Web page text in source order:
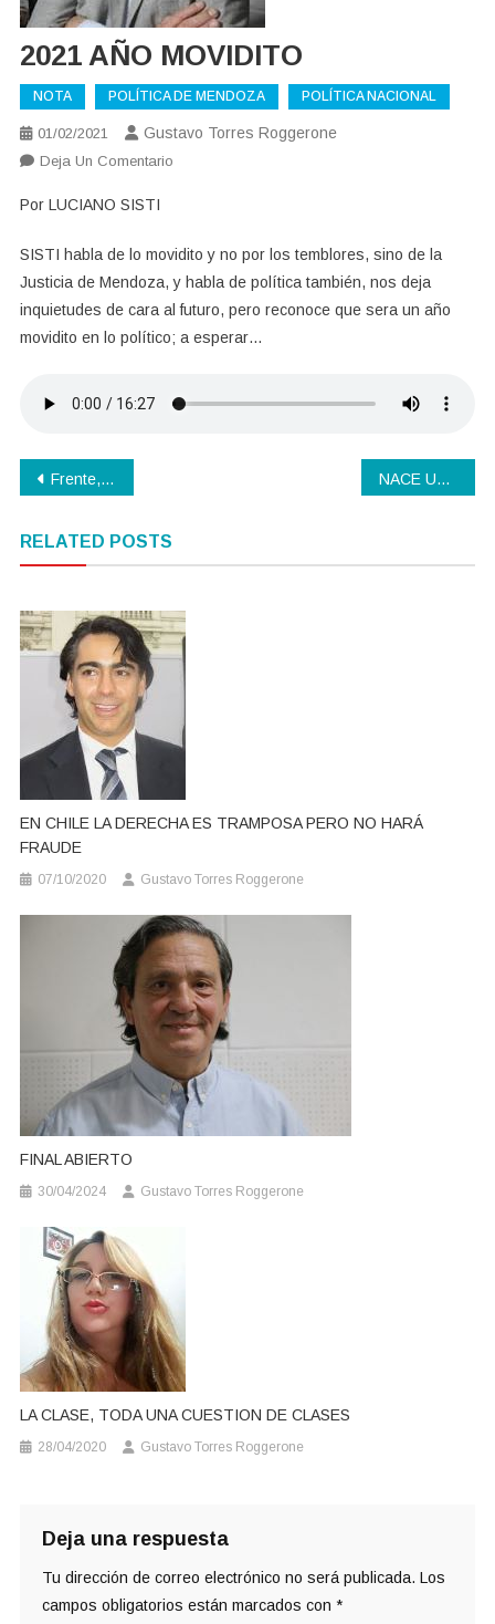
2021 AÑO MOVIDITO
NOTA POLÍTICA DE MENDOZA POLÍTICA NACIONAL
01/02/2021 Gustavo Torres Roggerone
Deja Un ComentarioEn
Por LUCIANO SISTI
SISTI habla de lo movidito y no por los temblores, sino de la
Justicia de Mendoza, y habla de política también, nos deja
inquietudes de cara al futuro, pero reconoce que sera un año
movidito en lo político; a esperar…
Navegación
entradas
Frente, política y gobierno NACE UNA CORRIENTE POLÍTICA CULTURAL
RELATED POSTS
EN CHILE LA DERECHA ES TRAMPOSA PERO NO HARÁ
FRAUDE
07/10/2020 Gustavo Torres Roggerone
FINAL ABIERTO
30/04/2024 Gustavo Torres Roggerone
LA CLASE, TODA UNA CUESTION DE CLASES
28/04/2020 Gustavo Torres Roggerone
Deja una respuesta
Tu dirección de correo electrónico no será publicada. Los
campos obligatorios están marcados con *